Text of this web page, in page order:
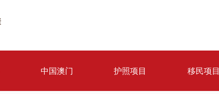
中国澳门 护照项目 移民项目